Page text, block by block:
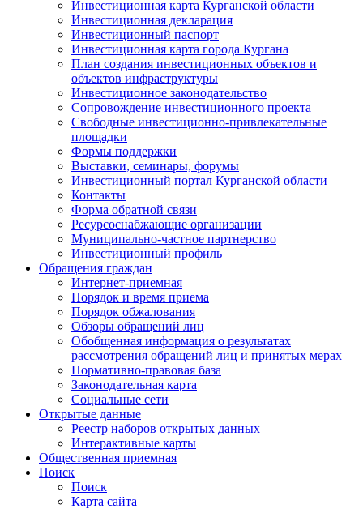
Инвестиционная карта Курганской области
Инвестиционная декларация
Инвестиционный паспорт
Инвестиционная карта города Кургана
План создания инвестиционных объектов и
объектов инфраструктуры
Инвестиционное законодательство
Сопровождение инвестиционного проекта
Свободные инвестиционно-привлекательные
площадки
Формы поддержки
Выставки, семинары, форумы
Инвестиционный портал Курганской области
Контакты
Форма обратной связи
Ресурсоснабжающие организации
Муниципально-частное партнерство
Инвестиционный профиль
Обращения граждан
Интернет-приемная
Порядок и время приема
Порядок обжалования
Обзоры обращений лиц
Обобщенная информация о результатах
рассмотрения обращений лиц и принятых мерах
Нормативно-правовая база
Законодательная карта
Социальные сети
Открытые данные
Реестр наборов открытых данных
Интерактивные карты
Общественная приемная
Поиск
Поиск
Карта сайта